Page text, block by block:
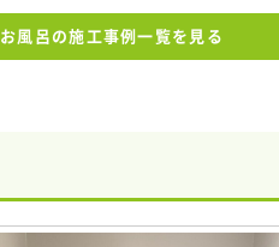
お風呂の施工事例一覧を見る